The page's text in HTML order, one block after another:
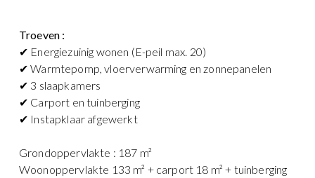
Troeven :
✔ Energiezuinig wonen (E-peil max. 20)
✔ Warmtepomp, vloerverwarming en zonnepanelen
✔ 3 slaapkamers
✔ Carport en tuinberging
✔ Instapklaar afgewerkt
Grondoppervlakte : 187 m²
Woonoppervlakte 133 m² + carport 18 m² + tuinberging